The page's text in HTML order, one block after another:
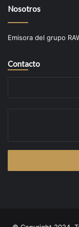
Nosotros
Emisora del grupo
Contacto